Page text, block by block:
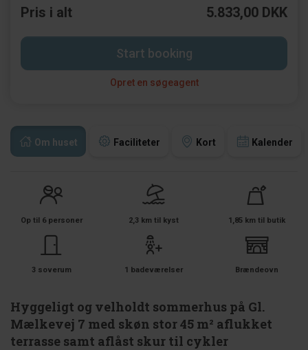
Om huset Faciliteter Kort Kalender
Op til 6 personer 2,3 km til kyst 1,85 km til butik
3 soverum 1 badeværelser Brændeovn
Hyggeligt og velholdt sommerhus på Gl.
Mælkevej 7 med skøn stor 45 m² aflukket
terrasse samt aflåst skur til cykler
Pris i alt 5.833,00 DKK
Start booking
Opret en søgeagent